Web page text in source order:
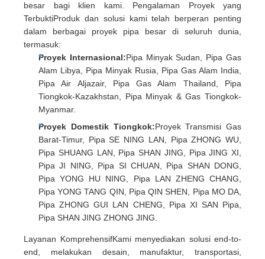
besar bagi klien kami. Pengalaman Proyek yang
TerbuktiProduk dan solusi kami telah berperan penting
dalam berbagai proyek pipa besar di seluruh dunia,
termasuk:
Proyek Internasional:Pipa Minyak Sudan, Pipa Gas
Alam Libya, Pipa Minyak Rusia, Pipa Gas Alam India,
Pipa Air Aljazair, Pipa Gas Alam Thailand, Pipa
Tiongkok-Kazakhstan, Pipa Minyak & Gas Tiongkok-
Myanmar.
Proyek Domestik Tiongkok:Proyek Transmisi Gas
Barat-Timur, Pipa SE NING LAN, Pipa ZHONG WU,
Pipa SHUANG LAN, Pipa SHAN JING, Pipa JING XI,
Pipa JI NING, Pipa SI CHUAN, Pipa SHAN DONG,
Pipa YONG HU NING, Pipa LAN ZHENG CHANG,
Pipa YONG TANG QIN, Pipa QIN SHEN, Pipa MO DA,
Pipa ZHONG GUI LAN CHENG, Pipa XI SAN Pipa,
Pipa SHAN JING ZHONG JING.
Layanan KomprehensifKami menyediakan solusi end-to-
end, melakukan desain, manufaktur, transportasi,